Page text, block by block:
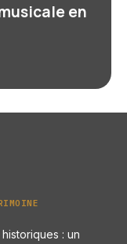
en
: un